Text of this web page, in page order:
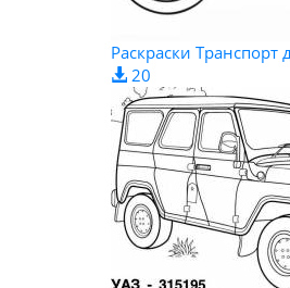
Раскраски Транспорт
20